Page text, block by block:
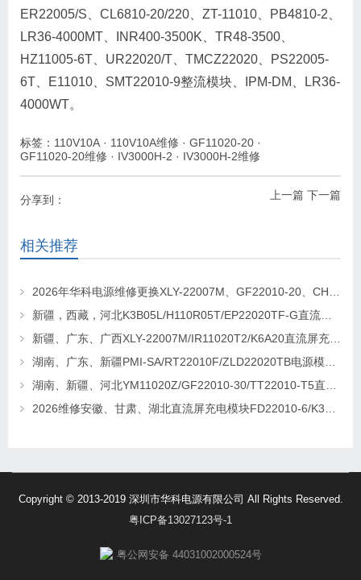
ER22005/S、CL6810-20/220、ZT-11010、PB4810-2、
LR36-4000MT、INR400-3500K、TR48-3500、
HZ11005-6T、UR22020/T、TMCZ22020、PS22005-
6T、E11010、SMT22010-9整流模块、IPM-DM、LR36-
4000WT。
标签： 110V10A · 110V10A维修 · GF11020-20 ·
GF11020-20维修 · IV3000H-2 · IV3000H-2维修
上一篇 下一篇
分享到：
相关推荐
2026年华科电源维修更换XLY-22007M、GF22010-20、CHR-22020直流屏充电模块
新疆，西藏，河北K3B05L/H110R05T/EP22020TF-G直流屏充电模块维修更换
新疆、广东、广西XLY-22007M/IR11020T2/K6A20直流屏充电模块维修更换
湖南、广东、新疆PMI-SA/RT22010F/ZLD22020TB电源模块维修更换
湖南、新疆、河北YM11020Z/GF22010-30/TT22010-T5直流屏充电模块维修更换
2026维修安徽、甘肃、湖北直流屏充电模块FD22010-6/K3B20L/GF22010-10
Copyright © 2013-2019 深圳市华科电源有限公司 All Rights Reserved.
粤ICP备13027123号-1
粤公网安备 44031002000524号